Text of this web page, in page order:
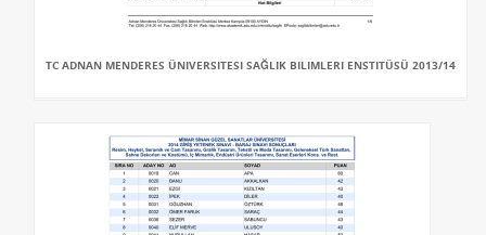
TC ADNAN MENDERES ÜNIVERSITESI SAĞLIK BILIMLERI ENSTITÜSÜ 2013/14